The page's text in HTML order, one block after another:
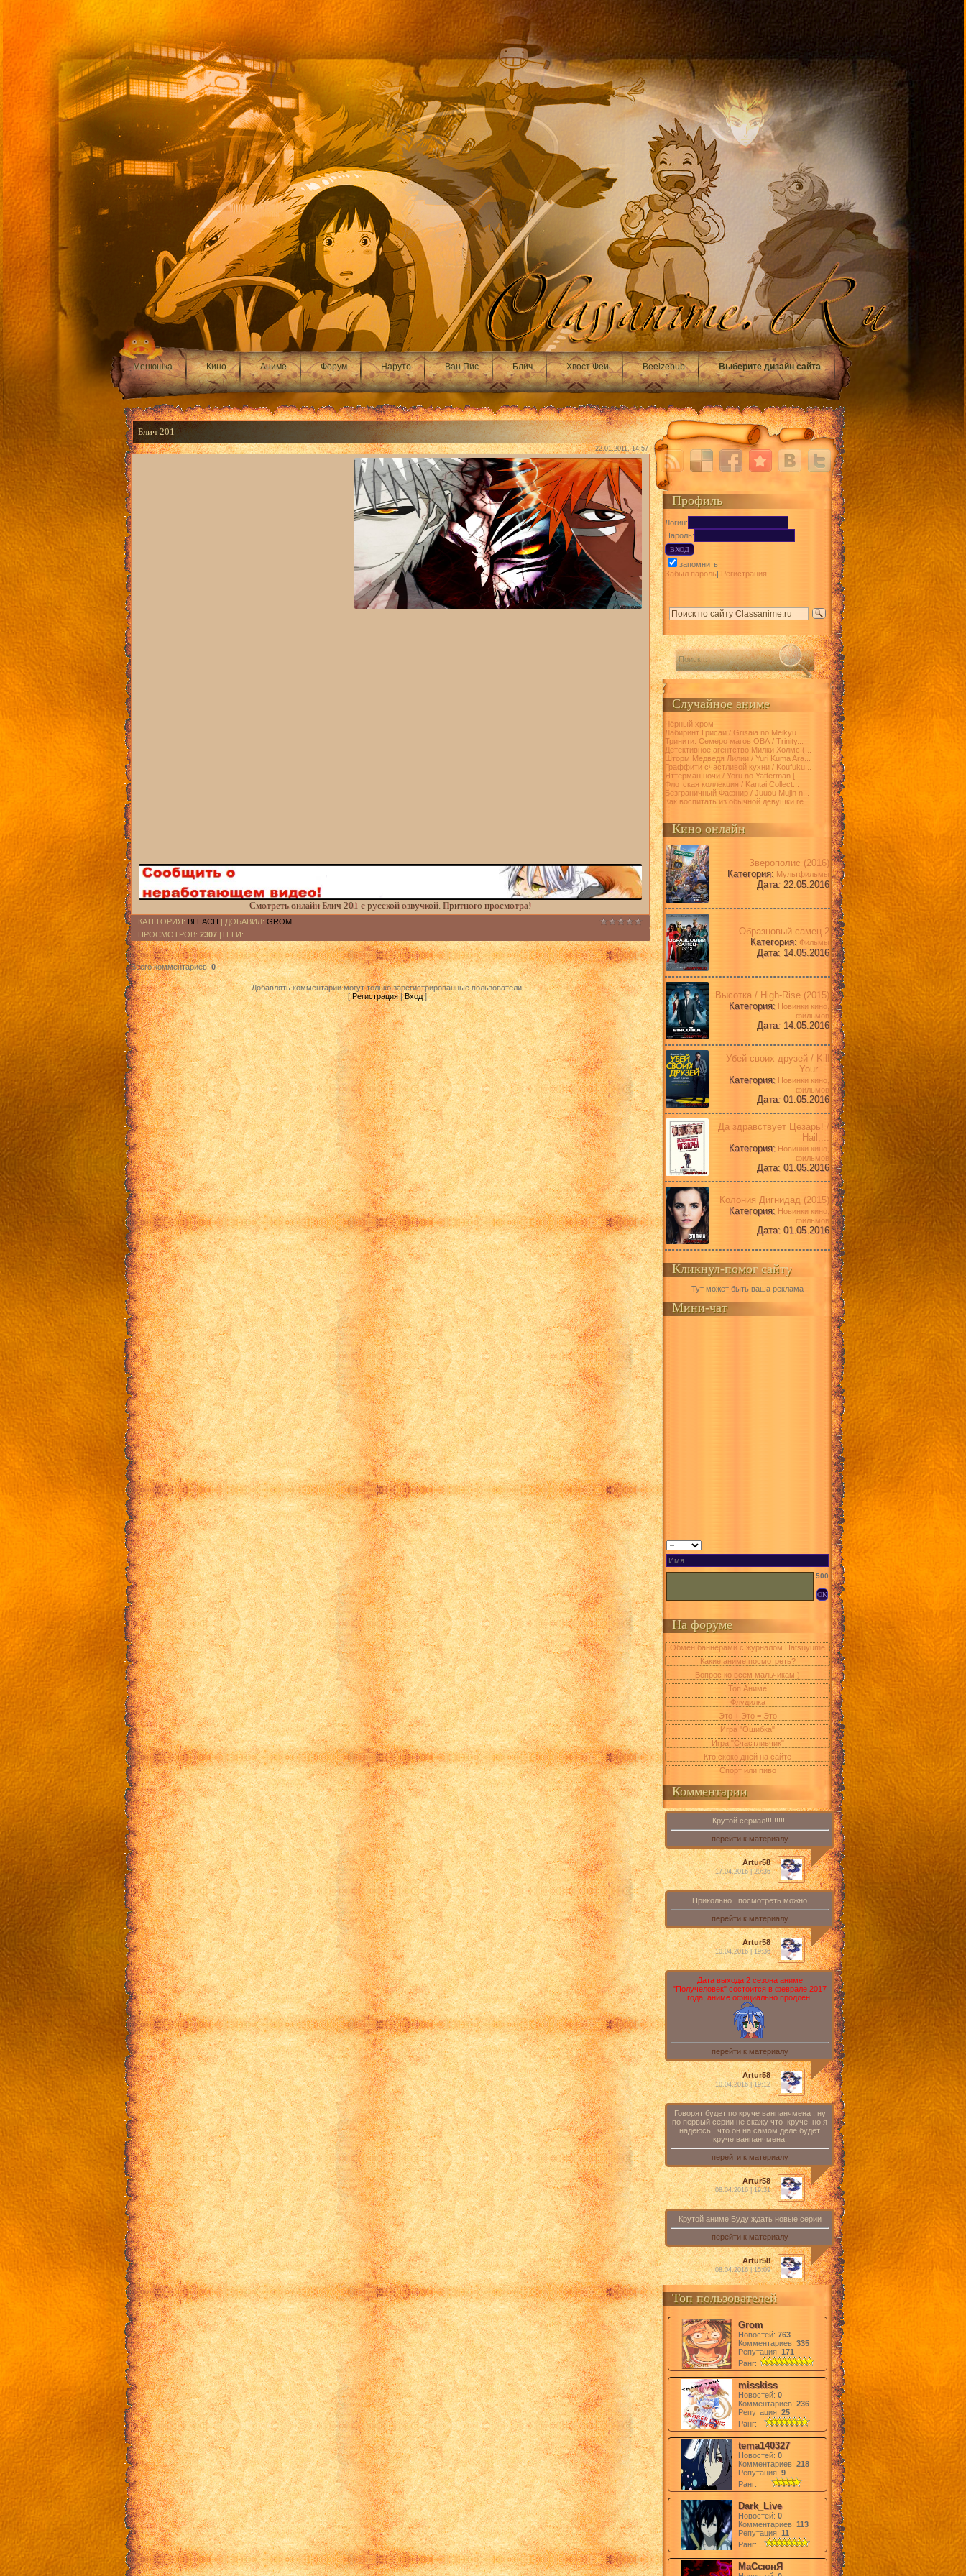
Менюшка Кино Аниме Форум Наруто Ван Пис Блич Хвост Феи Beelzebub Выберите дизайн сайта
Блич 201
22.01.2011, 14:57
Смотреть онлайн Блич 201 с русской озвучкой. Притного просмотра!
КАТЕГОРИЯ: BLEACH | ДОБАВИЛ: GROM
ПРОСМОТРОВ: 2307 |ТЕГИ: .
Всего комментариев:0
Добавлять комментарии могут только зарегистрированные пользователи.
[Регистрация|Вход]
Профиль
Логин:
Пароль:
запомнить
Забыл пароль| Регистрация
Случайное аниме
Чёрный хром
Лабиринт Грисаи / Grisaia no Meikyu...
Тринити: Семеро магов ОВА / Trinity...
Детективное агентство Милки Холмс (...
Шторм Медведя Лилии / Yuri Kuma Ara...
Граффити счастливой кухни / Koufuku...
Яттерман ночи / Yoru no Yatterman [...
Флотская коллекция / Kantai Collect...
Безграничный Фафнир / Juuou Mujin n...
Как воспитать из обычной девушки ге...
Кино онлайн
Зверополис (2016)
Категория: Мультфильмы
Дата: 22.05.2016
Образцовый самец 2
Категория: Фильмы
Дата: 14.05.2016
Высотка / High-Rise (2015)
Категория: Новинки кино,
фильмов
Дата: 14.05.2016
Убей своих друзей / Kill
Your ...
Категория: Новинки кино,
фильмов
Дата: 01.05.2016
Да здравствует Цезарь! /
Hail,...
Категория: Новинки кино,
фильмов
Дата: 01.05.2016
Колония Дигнидад (2015)
Категория: Новинки кино,
фильмов
Дата: 01.05.2016
Кликнул-помог сайту
Тут может быть ваша реклама
Мини-чат
500
На форуме
Обмен баннерами с журналом Hatsuyume
Какие аниме посмотреть?
Вопрос ко всем мальчикам )
Топ Аниме
Флудилка
Это + Это = Это
Игра "Ошибка"
Игра "Счастливчик"
Кто скоко дней на сайте
Спорт или пиво
Комментарии
Крутой сериал!!!!!!!!!!
перейти к материалу
Artur58
17.04.2016 | 20:36
Прикольно , посмотреть можно
перейти к материалу
Artur58
10.04.2016 | 19:36
Дата выхода 2 сезона аниме
"Получеловек" состоится в феврале 2017
года, аниме официально продлен.
перейти к материалу
Artur58
10.04.2016 | 19:12
Говорят будет по круче ванпанчмена , ну
по первый серии не скажу что круче ,но я
надеюсь , что он на самом деле будет
круче ванпанчмена.
перейти к материалу
Artur58
08.04.2016 | 19:31
Крутой аниме!Буду ждать новые серии
перейти к материалу
Artur58
08.04.2016 | 15:09
Топ пользователей
Grom
Новостей: 763
Комментариев: 335
Репутация: 171
Ранг:
misskiss
Новостей: 0
Комментариев: 236
Репутация: 25
Ранг:
tema140327
Новостей: 0
Комментариев: 218
Репутация: 9
Ранг:
Dark_Live
Новостей: 0
Комментариев: 113
Репутация: 11
Ранг:
МаСсюнЯ